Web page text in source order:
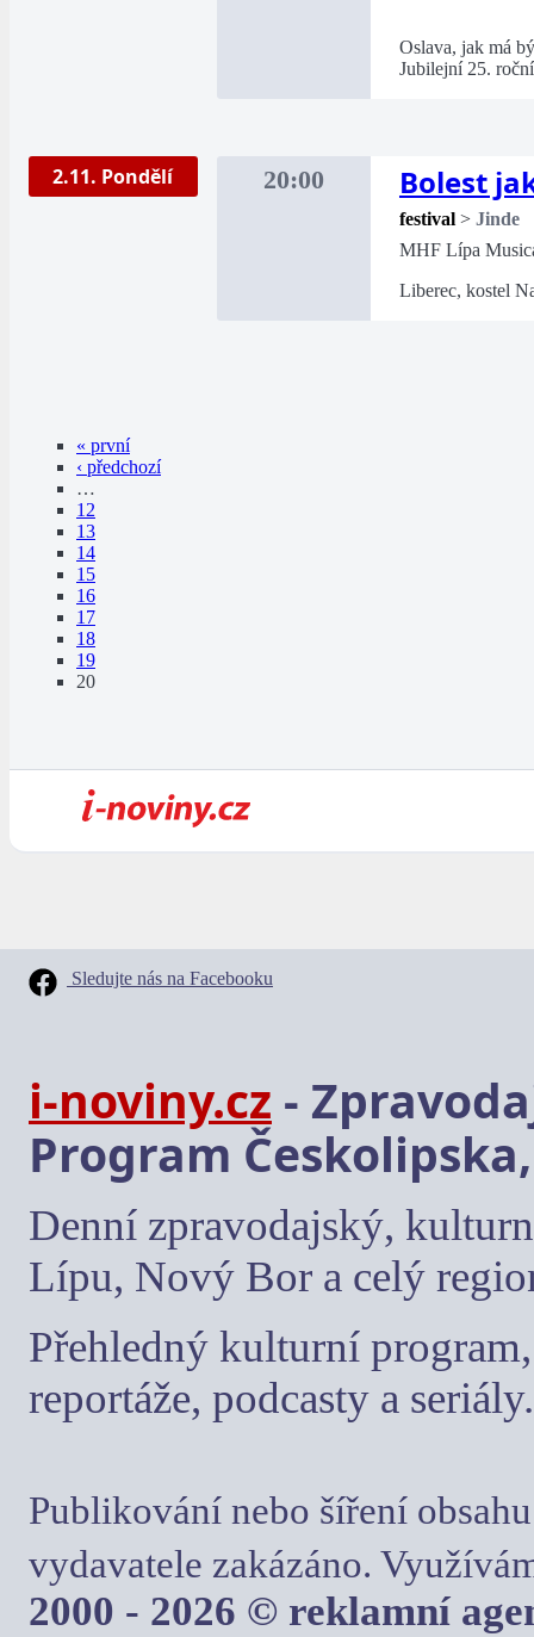
Oslava, jak má
Jubilejní 25.
2.11. Pondělí 20:00 Bolest
festival > Jinde
MHF Lípa
Liberec, kostel
« první
‹ předchozí
…
12
13
14
15
16
17
18
19
20
Sledujte nás na Facebooku
i-noviny.cz -
Program
Denní zpravodajský,
Lípu, Nový Bor a celý
Přehledný kulturní
reportáže, podcasty a seriály.
Publikování nebo šíření
vydavatele zakázáno.
2000 - 2026 © reklamní